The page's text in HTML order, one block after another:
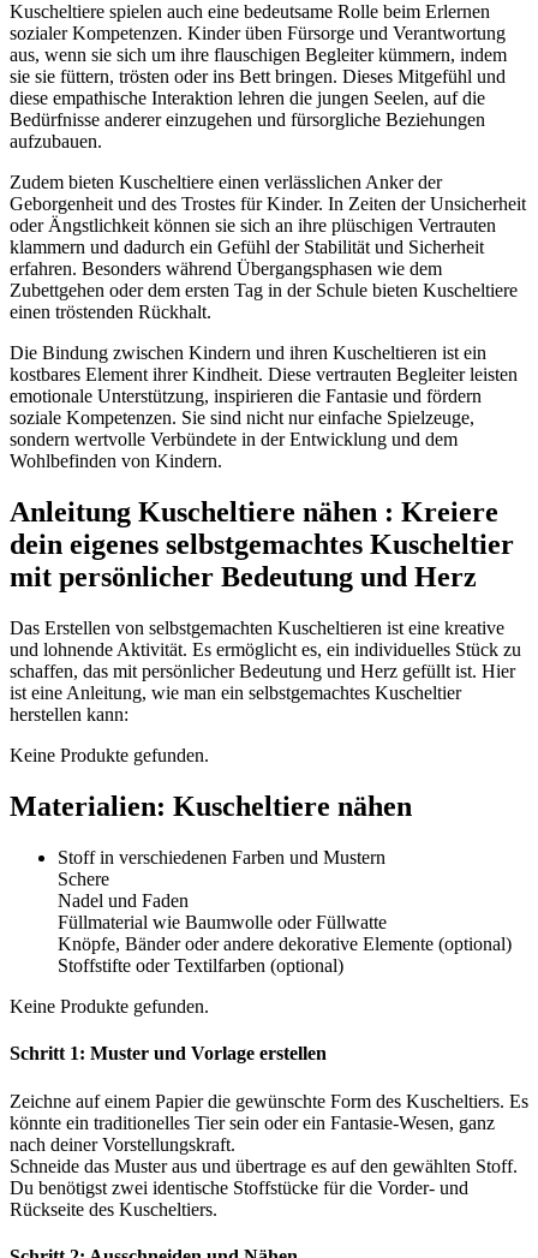
Kuscheltiere spielen auch eine bedeutsame Rolle beim Erlernen
sozialer Kompetenzen. Kinder üben Fürsorge und Verantwortung
aus, wenn sie sich um ihre flauschigen Begleiter kümmern, indem
sie sie füttern, trösten oder ins Bett bringen. Dieses Mitgefühl und
diese empathische Interaktion lehren die jungen Seelen, auf die
Bedürfnisse anderer einzugehen und fürsorgliche Beziehungen
aufzubauen.
Zudem bieten Kuscheltiere einen verlässlichen Anker der
Geborgenheit und des Trostes für Kinder. In Zeiten der Unsicherheit
oder Ängstlichkeit können sie sich an ihre plüschigen Vertrauten
klammern und dadurch ein Gefühl der Stabilität und Sicherheit
erfahren. Besonders während Übergangsphasen wie dem
Zubettgehen oder dem ersten Tag in der Schule bieten Kuscheltiere
einen tröstenden Rückhalt.
Die Bindung zwischen Kindern und ihren Kuscheltieren ist ein
kostbares Element ihrer Kindheit. Diese vertrauten Begleiter leisten
emotionale Unterstützung, inspirieren die Fantasie und fördern
soziale Kompetenzen. Sie sind nicht nur einfache Spielzeuge,
sondern wertvolle Verbündete in der Entwicklung und dem
Wohlbefinden von Kindern.
Anleitung Kuscheltiere nähen : Kreiere
dein eigenes selbstgemachtes Kuscheltier
mit persönlicher Bedeutung und Herz
Das Erstellen von selbstgemachten Kuscheltieren ist eine kreative
und lohnende Aktivität. Es ermöglicht es, ein individuelles Stück zu
schaffen, das mit persönlicher Bedeutung und Herz gefüllt ist. Hier
ist eine Anleitung, wie man ein selbstgemachtes Kuscheltier
herstellen kann:
Keine Produkte gefunden.
Materialien: Kuscheltiere nähen
Stoff in verschiedenen Farben und Mustern
Schere
Nadel und Faden
Füllmaterial wie Baumwolle oder Füllwatte
Knöpfe, Bänder oder andere dekorative Elemente (optional)
Stoffstifte oder Textilfarben (optional)
Keine Produkte gefunden.
Schritt 1: Muster und Vorlage erstellen
Zeichne auf einem Papier die gewünschte Form des Kuscheltiers. Es
könnte ein traditionelles Tier sein oder ein Fantasie-Wesen, ganz
nach deiner Vorstellungskraft.
Schneide das Muster aus und übertrage es auf den gewählten Stoff.
Du benötigst zwei identische Stoffstücke für die Vorder- und
Rückseite des Kuscheltiers.